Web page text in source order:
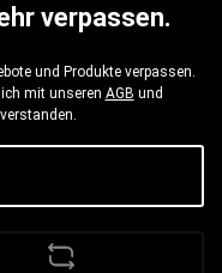
verpassen.
und Produkte verpassen.
mit unseren AGB und